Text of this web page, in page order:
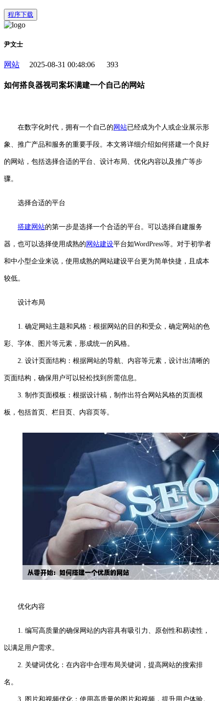
程序下载
尹文士
网站 2025-08-31 00:48:06 393
如何搭良器视司案坏满建一个自己的网站
在数字化时代，拥有一个自己的 网站已经成为个人或企业展示形
象、推广产品和服务的重要手段。本文将详细介绍如何搭建一个良好
的网站，包括选择合适的平台、设计布局、优化内容以及推广等步
骤。
选择合适的平台
搭建网站的第一步是选择一个合适的平台。可以选择自建服务
器，也可以选择使用成熟的 网站建设平台如WordPress等。对于初学者
和中小型企业来说，使用成熟的网站建设平台更为简单快捷，且成本
较低。
设计布局
1. 确定网站主题和风格：根据网站的目的和受众，确定网站的色
彩、字体、图片等元素，形成统一的风格。
2. 设计页面结构：根据网站的导航、内容等元素，设计出清晰的
页面结构，确保用户可以轻松找到所需信息。
3. 制作页面模板：根据设计稿，制作出符合网站风格的页面模
板，包括首页、栏目页、内容页等。
优化内容
1. 编写高质量的确保网站的内容具有吸引力、原创性和易读性，
以满足用户需求。
2. 关键词优化：在内容中合理布局关键词，提高网站的搜索排
名。
3. 图片和视频优化：使用高质量的图片和视频，提升用户体验。